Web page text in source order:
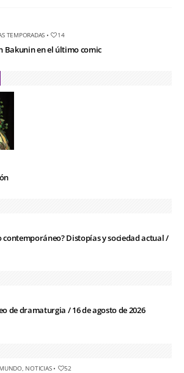
TEMPORADAS • 14
Bakunin en el último comic
Distopías y sociedad actual /
de dramaturgia / 16 de agosto de 2026
, NOTICIAS• 52